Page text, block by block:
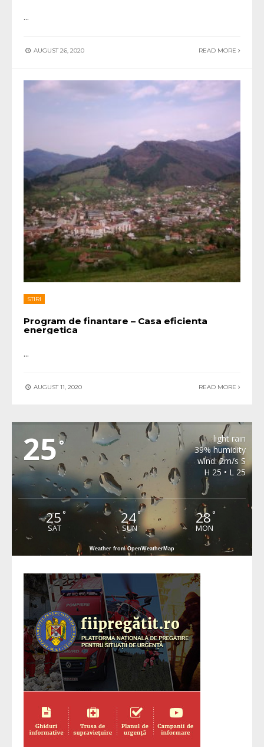
...
AUGUST 26, 2020 READ MORE
STIRI
Program de finantare – Casa eficienta
energetica
...
AUGUST 11, 2020 READ MORE
25°
light rain
39% humidity
wind: 2m/s S
H 25 • L 25
25°
SAT
24°
SUN
28°
MON
Weather from OpenWeatherMap